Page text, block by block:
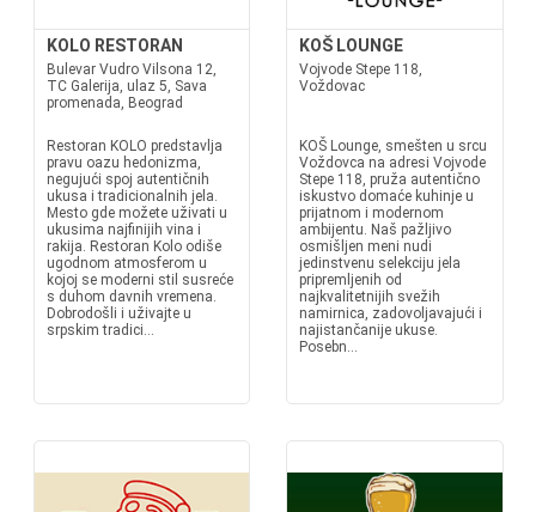
KOLO RESTORAN
Bulevar Vudro Vilsona 12,
TC Galerija, ulaz 5, Sava
promenada, Beograd
Restoran KOLO predstavlja
pravu oazu hedonizma,
negujući spoj autentičnih
ukusa i tradicionalnih jela.
Mesto gde možete uživati u
ukusima najfinijih vina i
rakija. Restoran Kolo odiše
ugodnom atmosferom u
kojoj se moderni stil susreće
s duhom davnih vremena.
Dobrodošli i uživajte u
srpskim tradici...
KOŠ LOUNGE
Vojvode Stepe 118,
Voždovac
KOŠ Lounge, smešten u srcu
Voždovca na adresi Vojvode
Stepe 118, pruža autentično
iskustvo domaće kuhinje u
prijatnom i modernom
ambijentu. Naš pažljivo
osmišljen meni nudi
jedinstvenu selekciju jela
pripremljenih od
najkvalitetnijih svežih
namirnica, zadovoljavajući i
najistančanije ukuse.
Posebn...